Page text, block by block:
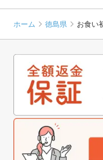
ホーム 徳島県 お食い